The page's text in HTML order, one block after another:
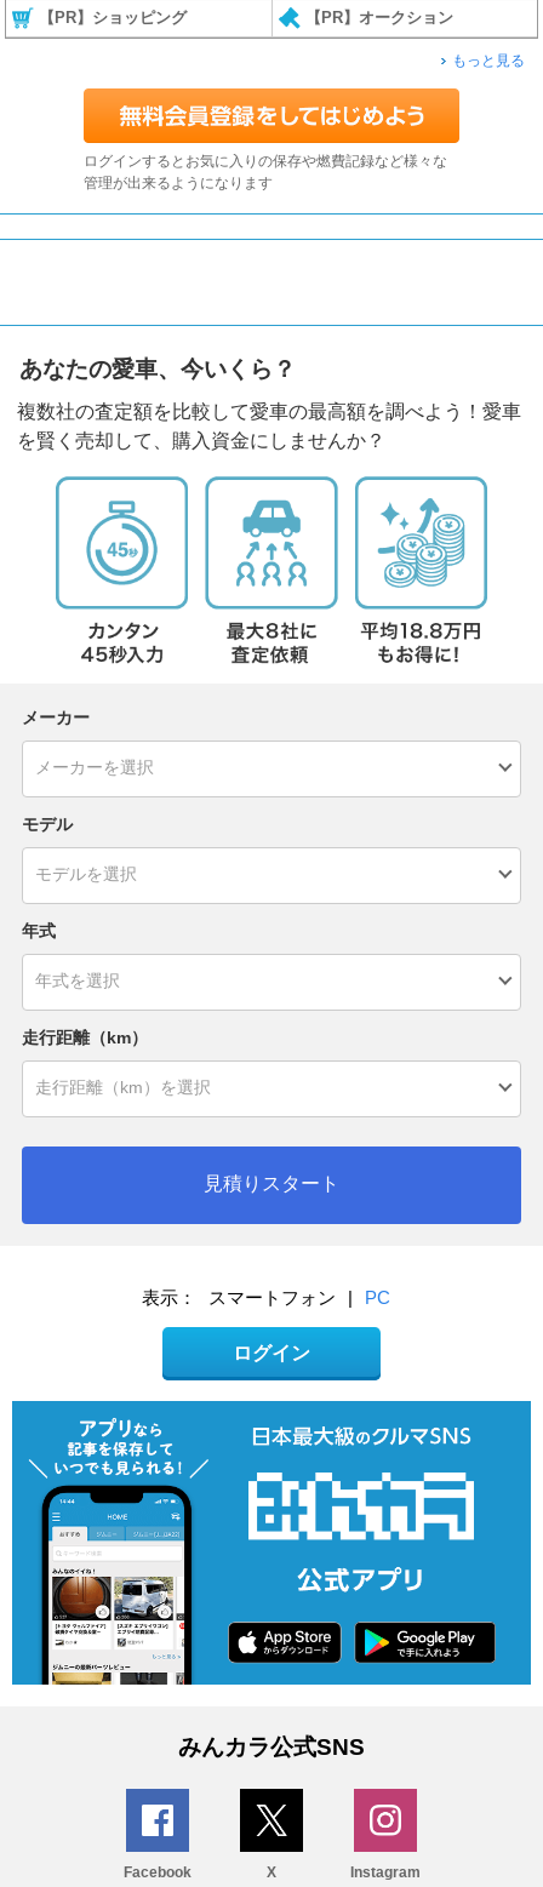
【PR】ショッピング 【PR】オークション
もっと見る
ログインするとお気に入りの保存や燃費記録など様々な
管理が出来るようになります
あなたの愛車、今いくら？
複数社の査定額を比較して愛車の最高額を調べよう！愛車
を賢く売却して、購入資金にしませんか？
メーカー
モデル
年式
走行距離（km）
見積りスタート
表示： スマートフォン | PC
ログイン
みんカラ公式SNS
Facebook X Instagram